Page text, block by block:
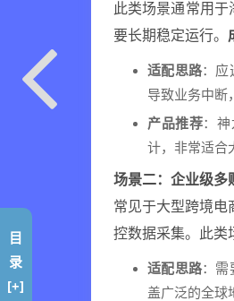
此类场景通常用
要长期稳定运行。
适配思路：应
导致业务中断
产品推荐：
计，非常适合
场景二：企业级多
常见于大型跨境电
控数据采集。此类
适配思路：需
盖广泛的全球
目
录
[+]